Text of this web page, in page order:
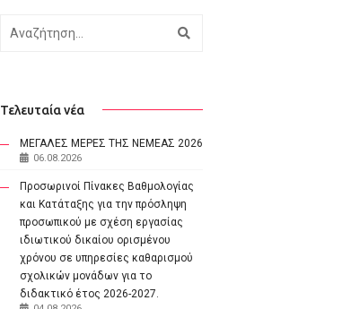
Τελευταία νέα
ΜΕΓΑΛΕΣ ΜΕΡΕΣ ΤΗΣ ΝΕΜΕΑΣ 2026
06.08.2026
Προσωρινοί Πίνακες Βαθμολογίας
και Κατάταξης για την πρόσληψη
προσωπικού με σχέση εργασίας
ιδιωτικού δικαίου ορισμένου
χρόνου σε υπηρεσίες καθαρισμού
σχολικών μονάδων για το
διδακτικό έτος 2026-2027.